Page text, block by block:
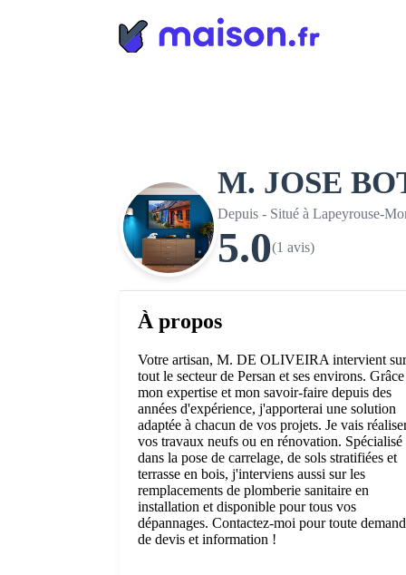
M. JOSE
Depuis - Situé à Lapeyrouse-
5.0(1 avis)
À propos
Votre artisan, M. DE OLIVEIRA intervient sur
tout le secteur de Persan et ses environs.
mon expertise et mon savoir-faire depuis des
années d'expérience, j'apporterai une solution
adaptée à chacun de vos projets. Je vais
vos travaux neufs ou en rénovation. Spécialisé
dans la pose de carrelage, de sols stratifiées et
terrasse en bois, j'interviens aussi sur les
remplacements de plomberie sanitaire en
installation et disponible pour tous vos
dépannages. Contactez-moi pour toute
de devis et information !